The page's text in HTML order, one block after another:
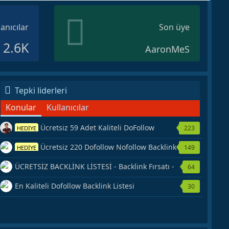
2.6K
Son üye
AaronMeS
Tepki liderleri
Konular
Kullanıcılar
HEDİYE Ücretsiz 59 Adet Kaliteli DoFollow
Backlink Kaynağı Veriyorum.
223
HEDİYE Ücretsiz 220 Dofollow Nofollow Backlink
Veriyorum
149
ÜCRETSİZ BACKLİNK LİSTESİ - Backlink Fırsatı -
Hemen Yetiş!
64
En Kaliteli Dofollow Backlink Listesi 30